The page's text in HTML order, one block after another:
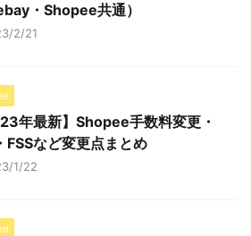
・Shopee共通）
2/21
年最新】Shopee手数料変更・
FSSなど変更点まとめ
1/22